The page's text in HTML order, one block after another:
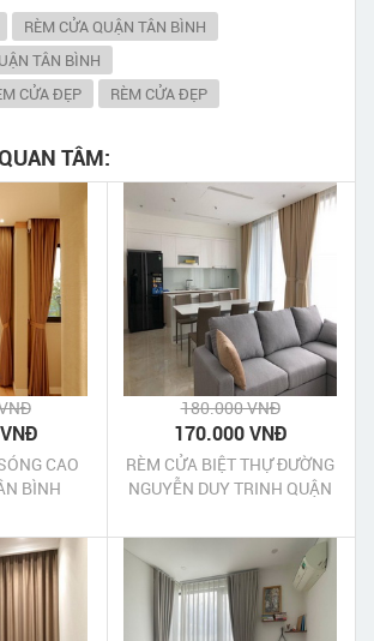
RÈM CỬA QUẬN TÂN BÌNH
TÂN BÌNH
CỬA ĐẸP
RÈM CỬA ĐẸP
TÂM:
CAO
BÌNH
180.000 VNĐ
170.000 VNĐ
RÈM CỬA BIỆT THỰ ĐƯỜNG
NGUYỄN DUY TRINH QUẬN